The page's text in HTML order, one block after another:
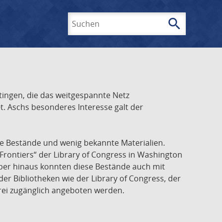
search
die das weitgespannte Netz
Aschs besonderes Interesse galt der
Bestände und wenig bekannte Materialien.
der Library of Congress in Washington
hinaus konnten diese Bestände auch mit
Bibliotheken wie der Library of Congress, der
zugänglich angeboten werden.